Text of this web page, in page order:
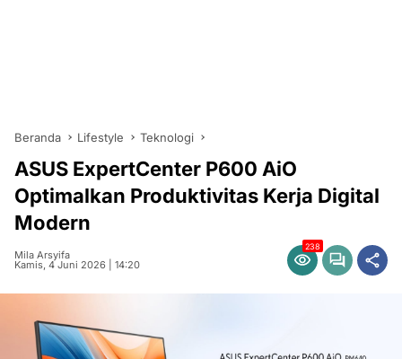
Beranda Lifestyle Teknologi
ASUS ExpertCenter P600 AiO
Optimalkan Produktivitas Kerja Digital
Modern
Mila Arsyifa
Kamis, 4 Juni 2026 | 14:20
238